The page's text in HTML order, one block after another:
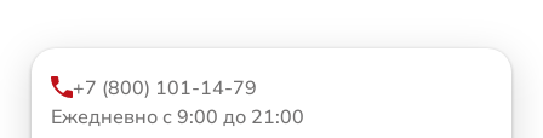
+7 (800) 101-14-79
Ежедневно с 9:00 до 21:00